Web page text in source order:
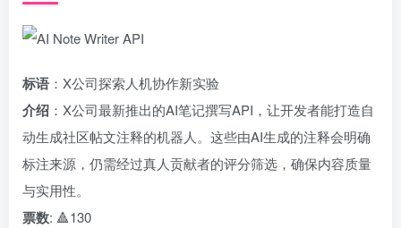
标语 ：X公司探索人机协作新实验
介绍 ：X公司最新推出的AI笔记撰写API，让开发者能打造自
动生成社区帖文注释的机器人。这些由AI生成的注释会明确
标注来源，仍需经过真人贡献者的评分筛选，确保内容质量
与实用性。
票数: 🔺130